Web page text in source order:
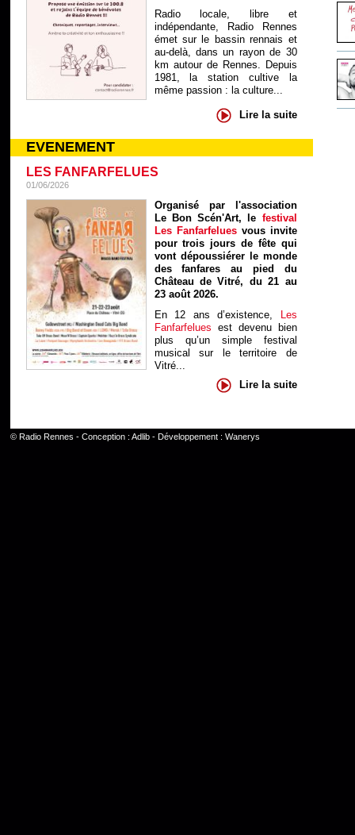
Radio locale, libre et
indépendante, Radio Rennes
émet sur le bassin rennais et
au-delà, dans un rayon de 30
km autour de Rennes. Depuis
1981, la station cultive la
même passion : la culture...
Lire la suite
EVENEMENT
LES FANFARFELUES
01/06/2026
Organisé par l'association
Le Bon Scén'Art, le festival
Les Fanfarfelues vous invite
pour trois jours de fête qui
vont dépoussiérer le monde
des fanfares au pied du
Château de Vitré, du 21 au
23 août 2026.
En 12 ans d’existence, Les
Fanfarfelues est devenu bien
plus qu’un simple festival
musical sur le territoire de
Vitré...
Lire la suite
© Radio Rennes - Conception : Adlib- Développement : Wanerys